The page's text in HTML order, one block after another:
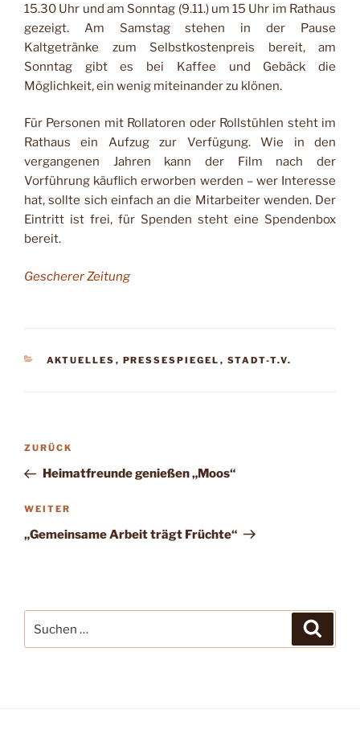
15.30 Uhr und am Sonntag (9.11.) um 15 Uhr im Rathaus
gezeigt. Am Samstag stehen in der Pause
Kaltgetränke zum Selbstkostenpreis bereit, am
Sonntag gibt es bei Kaffee und Gebäck die
Möglichkeit, ein wenig miteinander zu klönen.
Für Personen mit Rollatoren oder Rollstühlen steht im
Rathaus ein Aufzug zur Verfügung. Wie in den
vergangenen Jahren kann der Film nach der
Vorführung käuflich erworben werden – wer Interesse
hat, sollte sich einfach an die Mitarbeiter wenden. Der
Eintritt ist frei, für Spenden steht eine Spendenbox
bereit.
Gescherer Zeitung
KATEGORIEN
AKTUELLES , PRESSESPIEGEL , STADT-T.V.
Beitragsnavigation
Vorheriger
Beitrag
ZURÜCK
Heimatfreunde genießen „Moos“
Nächster
Beitrag
WEITER
„Gemeinsame Arbeit trägt Früchte“
nach: